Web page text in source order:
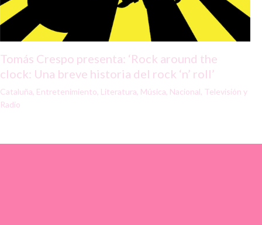
Tomás Crespo presenta: ‘Rock around the
clock: Una breve historia del rock ‘n’ roll’
Cataluña, Entretenimiento, Literatura, Música, Nacional, Televisión y
Radio